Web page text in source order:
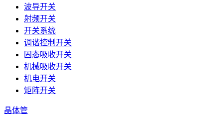
波导开关
射频开关
开关系统
调谐控制开关
固态吸收开关
机械吸收开关
机电开关
矩阵开关
晶体管